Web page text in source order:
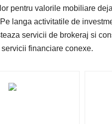
pentru valorile mobiliare
langa activitatile de
servicii de brokeraj si
financiare conexe.